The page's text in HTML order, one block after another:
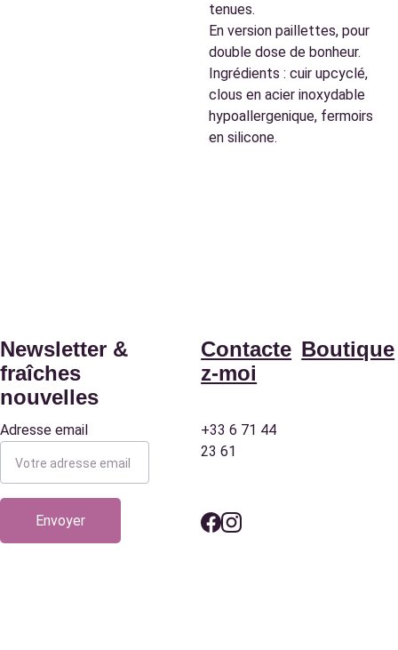
tenues.
En version paillettes, pour
double dose de bonheur.
Ingrédients : cuir upcyclé,
clous en acier inoxydable
hypoallergenique, fermoirs
en silicone.
Contacte
z-moi
Adresse email
Envoyer
Boutique
Newsletter &
fraîches
nouvelles
+33 6 71 44
23 61